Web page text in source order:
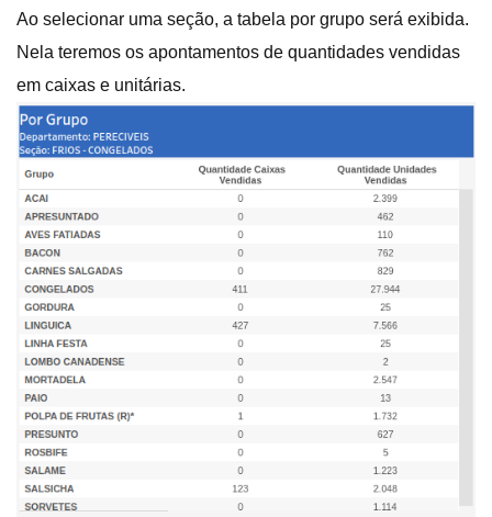
Ao selecionar uma seção, a tabela por grupo será exibida.
Nela teremos os apontamentos de quantidades vendidas
em caixas e unitárias.